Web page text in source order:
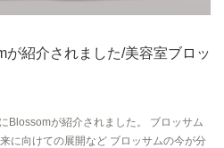
紹介されました/美容室ブロッ
Blossomが紹介されました。 ブロッサム
に向けての展開など ブロッサムの今が分